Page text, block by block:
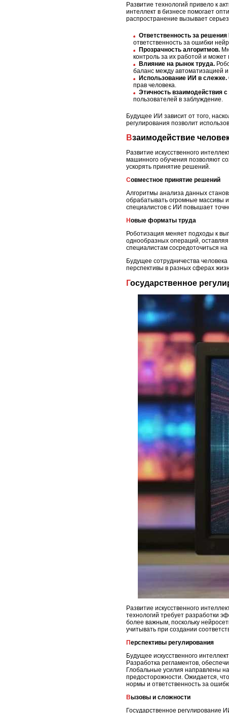
Развитие технологий привело к
интеллект в бизнесе помогает
распространение вызывает
Ответственность за
ответственность за ошибки
Прозрачность алгоритмов.
контроль за их работой и может
Влияние на рынок труда.
баланс между автоматизацией
Использование ИИ в слежке.
прав человека.
Этичность взаимодействия
пользователей в заблуждение.
Будущее ИИ зависит от того,
регулирования позволит
Взаимодействие
Развитие искусственного
машинного обучения позволяют
ускорять принятие решений.
Совместное принятие решений
Алгоритмы анализа данных
обрабатывать огромные массивы
специалистов с ИИ повышает
Новые форматы труда
Роботизация меняет подходы к
однообразных операций,
специалистам сосредоточиться
Будущее сотрудничества
перспективы в разных сферах
Государственное
Развитие искусственного
технологий требует разработки
более важным, поскольку
учитывать при создании
Перспективы регулирования
Будущее искусственного
Разработка регламентов,
Глобальные усилия направлены
предосторожности. Ожидается,
нормы и ответственность за
Вызовы и сложности
Государственное регулирование